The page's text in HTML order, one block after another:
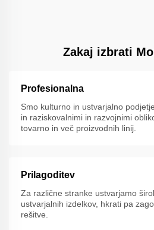
Zakaj izbrati
Profesionalna
Smo kulturno in ustvarjalno
in raziskovalnimi in razvojnimi
tovarno in več proizvodnih linij.
Prilagoditev
Za različne stranke ustvarjamo
ustvarjalnih izdelkov, hkrati pa
rešitve.